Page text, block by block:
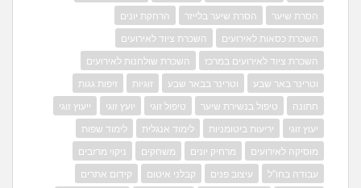
הסרת שיער
הסרת שיער בלייזר
הרחקת יונים
השכרת כסאות לאירועים
השכרת ציוד לאירועים
השכרת ציוד לאירועים במרכז
השכרת שולחנות לאירועים
וטרינר באר שבע
וטרינר בבאר שבע זוגיות
זיפות גגות
חתונה
טיפול בנשירת שיער טיפול זוגי יועץ זוגי
ייעוץ זוגי
יעוץ זוגי
יריעות ביטומניות לימוד אנגלית
לימוד שפות
מוסיקה לאירועים
מרחיק יונים משחקים
ניקוי מרזבים
עבודה בחו"ל
עיצוב פנים קבלני איטום קידום אתרים